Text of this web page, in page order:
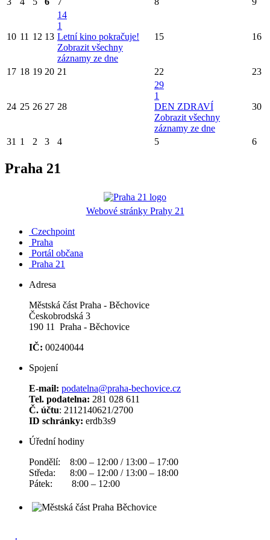
10 11 12 13
14
1
Letní kino pokračuje!
Zobrazit všechny
záznamy ze dne
15 16
17 18 19 20 21 22 23
24 25 26 27 28
29
1
DEN ZDRAVÍ
Zobrazit všechny
záznamy ze dne
30
31 1 2 3 4 5 6
Praha 21
Webové stránky Prahy 21
Czechpoint
Praha
Portál občana
Praha 21
Adresa
Městská část Praha - Běchovice
Českobrodská 3
190 11 Praha - Běchovice
IČ: 00240044
Spojení
E-mail: podatelna@praha-bechovice.cz
Tel. podatelna: 281 028 611
Č. účtu: 2112140621/2700
ID schránky: erdb3s9
Úřední hodiny
Pondělí: 8:00 – 12:00 / 13:00 – 17:00
Středa: 8:00 – 12:00 / 13:00 – 18:00
Pátek: 8:00 – 12:00